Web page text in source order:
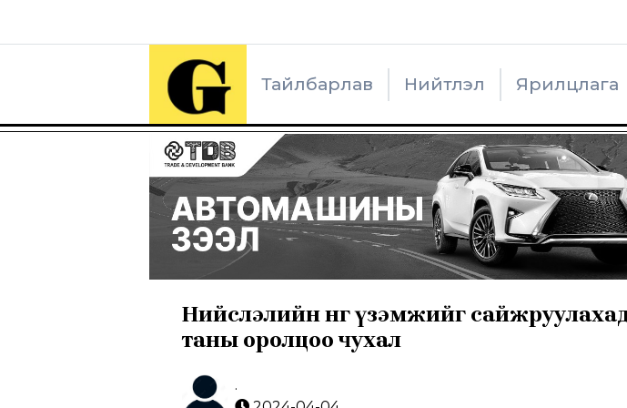
Тайлбарлав Нийтлэл Ярилцлага
Нийслэлийн өнгө үзэмжийг
таны оролцоо чухал
.